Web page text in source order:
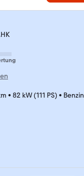
• 82 kW (111 PS) • Benzin